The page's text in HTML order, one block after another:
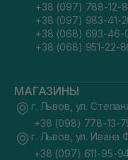
+38 (097) 788-12-
+38 (097) 983-41-
+38 (068) 693-46-
+38 (068) 951-22-
МАГАЗИНЫ
г. Львов, ул.
+38 (098) 778-13-
г. Львов, ул. Ивана
+38 (097) 611-95-